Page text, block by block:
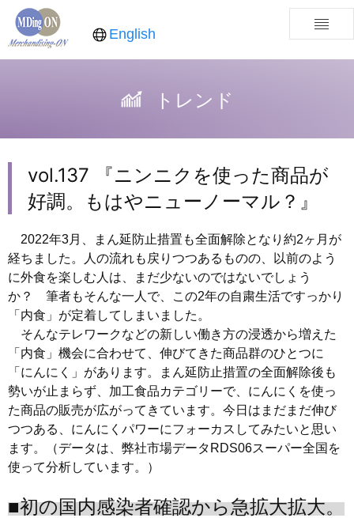
English
トレンド
vol.137 『ニンニクを使った商品が
好調。もはやニューノーマル？』
2022年3月、まん延防止措置も全面解除となり約2ヶ月が
経ちました。人の流れも戻りつつあるものの、以前のよう
に外食を楽しむ人は、まだ少ないのではないでしょう
か？ 筆者もそんな一人で、この2年の自粛生活ですっかり
「内食」が定着してしまいました。
そんなテレワークなどの新しい働き方の浸透から増えた
「内食」機会に合わせて、伸びてきた商品群のひとつに
「にんにく」があります。まん延防止措置の全面解除後も
勢いが止まらず、加工食品カテゴリーで、にんにくを使っ
た商品の販売が広がってきています。今日はまだまだ伸び
つつある、にんにくパワーにフォーカスしてみたいと思い
ます。（データは、弊社市場データRDS06スーパー全国を
使って分析しています。）
■初の国内感染者確認から急拡大拡大。